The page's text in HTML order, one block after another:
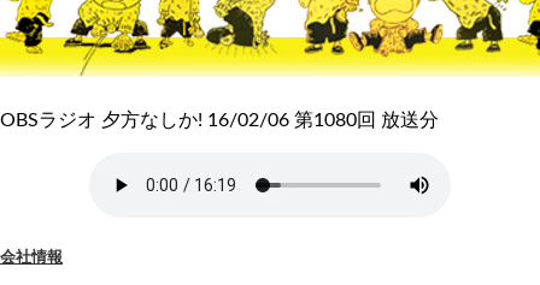
OBSラジオ 夕方なしか! 16/02/06 第1080回 放送分
会社情報